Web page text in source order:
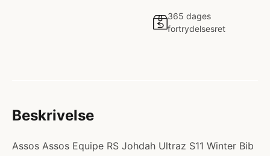
365 dages
fortrydelsesret
Beskrivelse
Assos Assos Equipe RS Johdah Ultraz S11 Winter Bib